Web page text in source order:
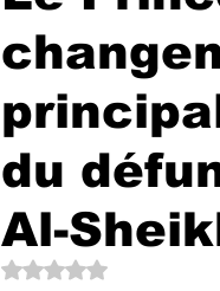
du
Al-
Noté NaN étoiles sur 5.